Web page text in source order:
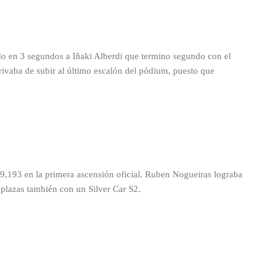
en 3 segundos a Iñaki Alberdi que termino segundo con el
de subir al último escalón del pódium, puesto que
en la primera ascensión oficial. Ruben Nogueiras lograba
también con un Silver Car S2.